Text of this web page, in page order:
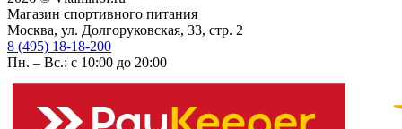
Магазин спортивного питания
Москва, ул. Долгоруковская, 33, стр. 2
8 (495) 18-18-200
Пн. – Вс.: с 10:00 до 20:00